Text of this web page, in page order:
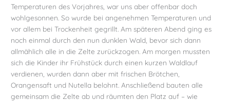
Temperaturen des Vorjahres, war uns aber offenbar doch
wohlgesonnen. So wurde bei angenehmen Temperaturen und
vor allem bei Trockenheit gegrillt. Am späteren Abend ging es
noch einmal durch den nun dunklen Wald, bevor sich dann
allmählich alle in die Zelte zurückzogen. Am morgen mussten
sich die Kinder ihr Frühstück durch einen kurzen Waldlauf
verdienen, wurden dann aber mit frischen Brötchen,
Orangensaft und Nutella belohnt. Anschließend bauten alle
gemeinsam die Zelte ab und räumten den Platz auf – wie